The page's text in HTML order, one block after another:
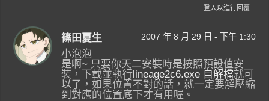
登入以進行回覆
篠田夏生 2007 年 8 月 29 日 - 下午 1:30
小泡泡
是啊~ 只要你天二安裝時是按照預設值安
裝，下載並執行lineage2c6.exe 自解檔就可
以了，如果位置不對的話，就一定要解壓縮
到對應的位置底下才有用喔。